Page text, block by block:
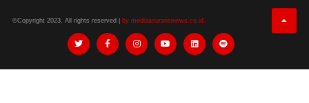
©Copyright 2023. All rights reserved | by mediaasuransinews.co.id.